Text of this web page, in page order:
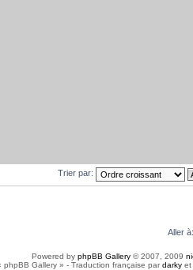
Trier par:
Aller à:
Powered by phpBB Gallery© 2007, 2009
phpBB Gallery » - Traduction française pardarky et